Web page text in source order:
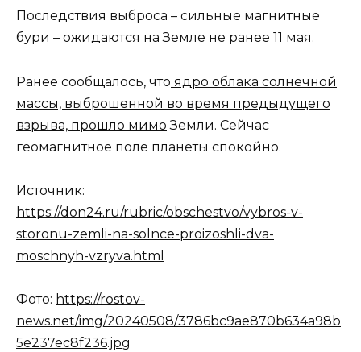
Последствия выброса – сильные магнитные
бури – ожидаются на Земле не ранее 11 мая.
Ранее сообщалось, что ядро облака солнечной
массы, выброшенной во время предыдущего
взрыва, прошло мимо Земли. Сейчас
геомагнитное поле планеты спокойно.
Источник:
https://don24.ru/rubric/obschestvo/vybros-v-
storonu-zemli-na-solnce-proizoshli-dva-
moschnyh-vzryva.html
Фото: https://rostov-
news.net/img/20240508/3786bc9ae870b634a98b
5e237ec8f236.jpg